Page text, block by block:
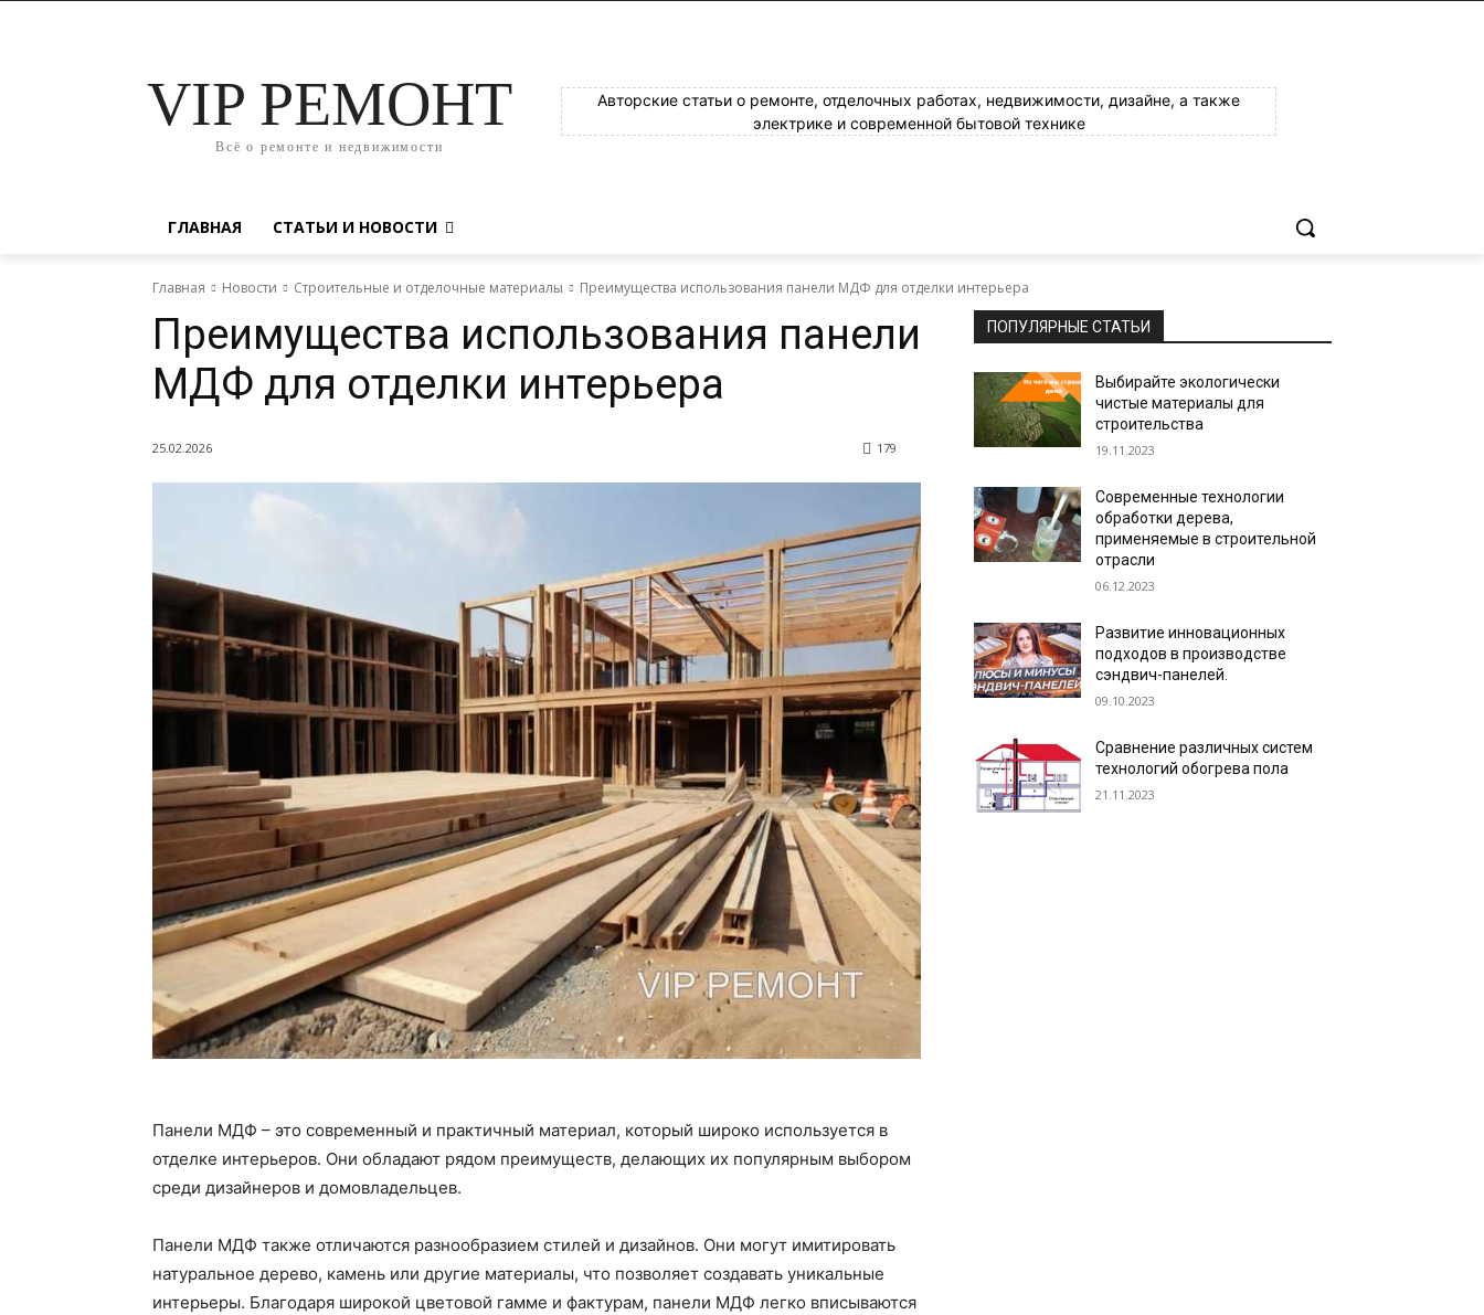
VIP РЕМОНТ
Всё о ремонте и недвижимости
Авторские статьи о ремонте, отделочных работах, недвижимости, дизайне, а также
электрике и современной бытовой технике
ГЛАВНАЯ СТАТЬИ И НОВОСТИ
Главная Новости Строительные и отделочные материалы Преимущества использования панели МДФ для отделки интерьера
Преимущества использования панели
МДФ для отделки интерьера
25.02.2026 179
Панели МДФ – это современный и практичный материал, который широко используется в
отделке интерьеров. Они обладают рядом преимуществ, делающих их популярным выбором
среди дизайнеров и домовладельцев.
Панели МДФ также отличаются разнообразием стилей и дизайнов. Они могут имитировать
натуральное дерево, камень или другие материалы, что позволяет создавать уникальные
интерьеры. Благодаря широкой цветовой гамме и фактурам, панели МДФ легко вписываются
ПОПУЛЯРНЫЕ СТАТЬИ
Выбирайте экологически
чистые материалы для
строительства
19.11.2023
Современные технологии
обработки дерева,
применяемые в строительной
отрасли
06.12.2023
Развитие инновационных
подходов в производстве
сэндвич-панелей.
09.10.2023
Сравнение различных систем
технологий обогрева пола
21.11.2023